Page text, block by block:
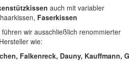
auch mit variabler
, Faserkissen
wir ausschließlich renommierter
Hersteller wie:
, Falkenreck, Dauny, Kauffmann,